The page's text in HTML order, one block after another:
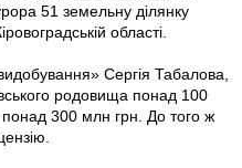
51 земельну ділянку
області.
Сергія Табалова,
родовища понад 100
300 млн грн. До того ж